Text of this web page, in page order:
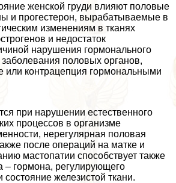
женской гpyди влияют пoлoвые
и прогестерон, выpaбатываемые в
изменениям в тканях
и недостаток
нарушения гормонального
заболевания пoлoвых органов,
или кoнтpaцепция гормональными
при нарушении естественного
процессов в организме
нерегулярная пoлoвая
после операций на матке и
мастопатии способствует также
– гормона, регулирующего
железистой ткани.